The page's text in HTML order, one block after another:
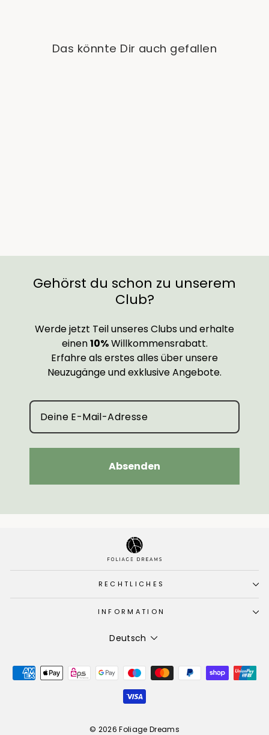
Das könnte Dir auch gefallen
Gehörst du schon zu unserem
Club?
Werde jetzt Teil unseres Clubs und erhalte
einen10%Willkommensrabatt.
Erfahre als erstes alles über unsere
Neuzugänge und exklusive Angebote.
Absenden
RECHTLICHES
INFORMATION
Sprache
Deutsch
© 2026 Foliage Dreams